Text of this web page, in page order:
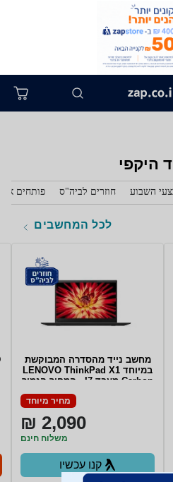
היקפי
השבוע חוזרים לביה"ס פותחים את
לכל המחשבים
מחשב נייד מהסדרה המבוקשת
במיוחד LENOVO ThinkPad X1
Carbon מעבד I7 - המחיר הנמוך
בשוק Lenovo Carbon X1 6th
Gen i7-8550U/16GB ddr4 (no
touch/WIN11Pro
מחיר מיוחד
2,090 ₪
משלוח חינם
קנו עכשיו